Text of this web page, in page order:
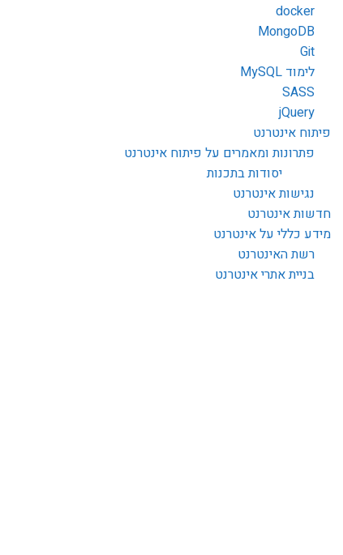
docker
MongoDB
Git
לימוד MySQL
SASS
jQuery
פיתוח אינטרנט
פתרונות ומאמרים על פיתוח אינטרנט
יסודות בתכנות
נגישות אינטרנט
חדשות אינטרנט
מידע כללי על אינטרנט
רשת האינטרנט
בניית אתרי אינטרנט